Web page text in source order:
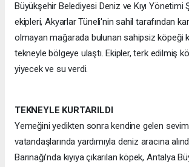
Büyükşehir Belediyesi Deniz ve Kıyı Yönetimi
ekipleri, Akyarlar Tüneli'nin sahil tarafından
olmayan mağarada bulunan sahipsiz köpeği
tekneyle bölgeye ulaştı. Ekipler, terk edilmiş
yiyecek ve su verdi.
TEKNEYLE KURTARILDI
Yemeğini yedikten sonra kendine gelen
vatandaşlarında yardımıyla deniz aracına
Barınağı'nda kıyıya çıkarılan köpek, Antalya